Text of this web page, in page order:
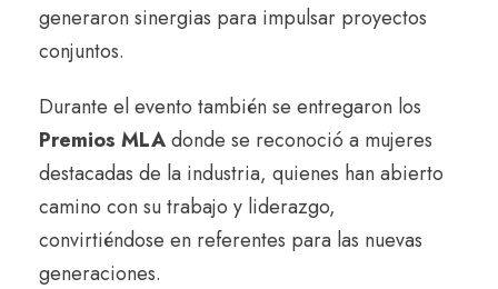
generaron sinergias para impulsar proyectos
conjuntos.
Durante el evento también se entregaron los
Premios MLAdonde se reconoció a mujeres
destacadas de la industria, quienes han abierto
camino con su trabajo y liderazgo,
convirtiéndose en referentes para las nuevas
generaciones.